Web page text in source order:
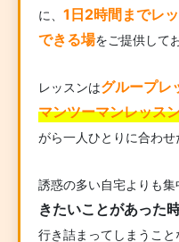
に、 1日2時間までレ
できる場をご提供して
レッスンはグループレ
マンツーマンレッス
がら一人ひとりに合わせ
誘惑の多い自宅よりも集
きたいことがあった
行き詰まってしまうこ